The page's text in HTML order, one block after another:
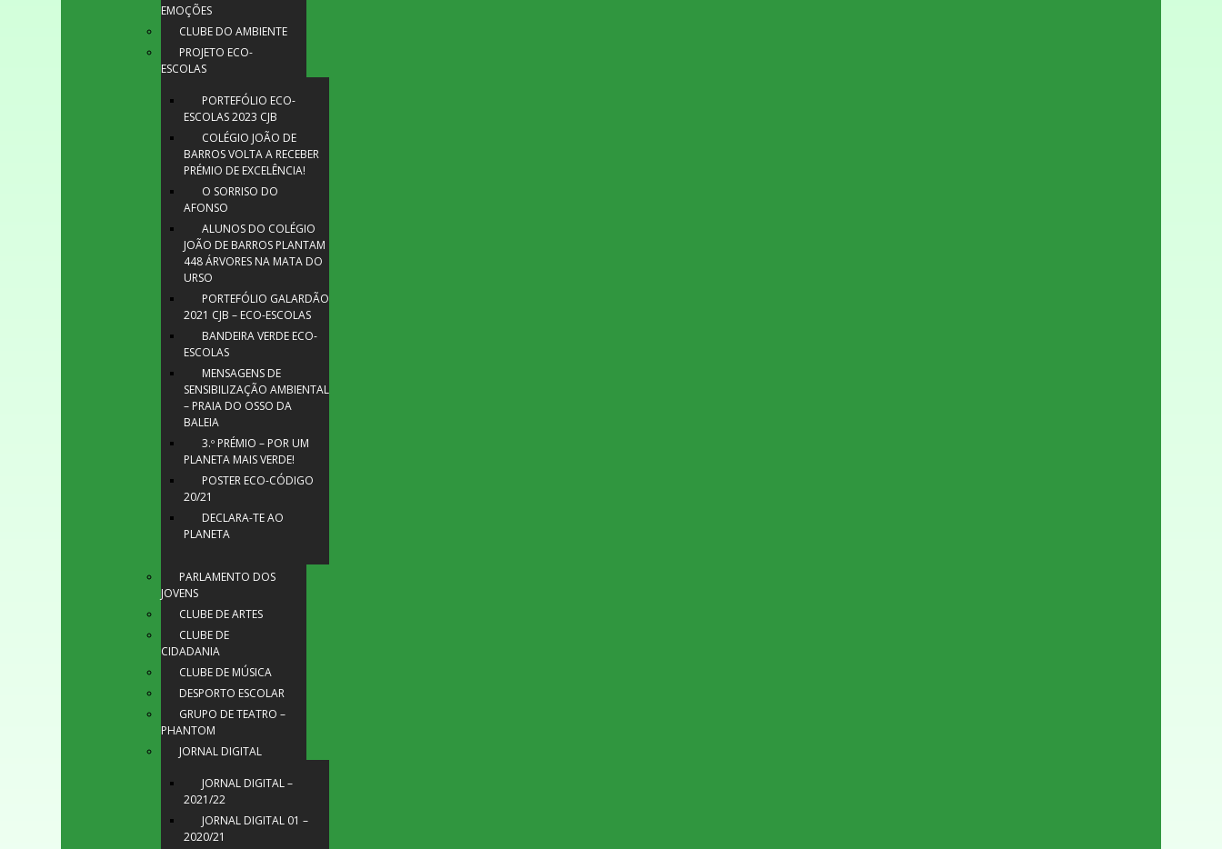
EMOÇÕES
CLUBE DO AMBIENTE
PROJETO ECO-
ESCOLAS
PORTEFÓLIO ECO-
ESCOLAS 2023 CJB
COLÉGIO JOÃO DE
BARROS VOLTA A RECEBER
PRÉMIO DE EXCELÊNCIA!
O SORRISO DO
AFONSO
ALUNOS DO COLÉGIO
JOÃO DE BARROS PLANTAM
448 ÁRVORES NA MATA DO
URSO
PORTEFÓLIO GALARDÃO
2021 CJB – ECO-ESCOLAS
BANDEIRA VERDE ECO-
ESCOLAS
MENSAGENS DE
SENSIBILIZAÇÃO AMBIENTAL
– PRAIA DO OSSO DA
BALEIA
3.º PRÉMIO – POR UM
PLANETA MAIS VERDE!
POSTER ECO-CÓDIGO
20/21
DECLARA-TE AO
PLANETA
PARLAMENTO DOS
JOVENS
CLUBE DE ARTES
CLUBE DE
CIDADANIA
CLUBE DE MÚSICA
DESPORTO ESCOLAR
GRUPO DE TEATRO –
PHANTOM
JORNAL DIGITAL
JORNAL DIGITAL –
2021/22
JORNAL DIGITAL 01 –
2020/21